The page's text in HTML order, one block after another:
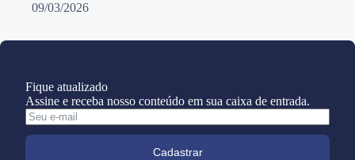
09/03/2026
Fique atualizado
Assine e receba nosso conteúdo em sua caixa de entrada.
Cadastrar